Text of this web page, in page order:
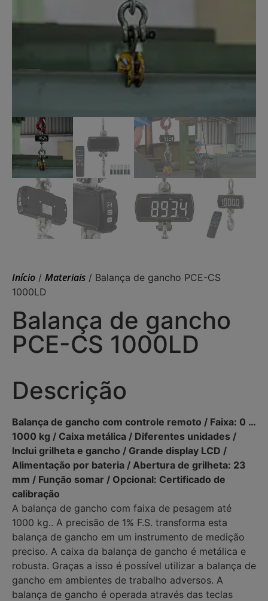
Início / Materiais / Balança de gancho PCE-CS
1000LD
Balança de gancho
PCE-CS 1000LD
Descrição
Balança de gancho com controle remoto / Faixa: 0 …
1000 kg / Caixa metálica / Diferentes unidades /
Inclui grilheta e gancho / Grande display LCD /
Alimentação por bateria / Abertura de grilheta: 23
mm / Função somar / Opcional: Certificado de
calibração
A balança de gancho com faixa de pesagem até
1000 kg.. A precisão de 1% F.S. transforma esta
balança de gancho em um instrumento de medição
preciso. A caixa da balança de gancho é metálica e
robusta. Graças a isso é possível utilizar a balança de
gancho em ambientes de trabalho adversos. A
balança de gancho é operada através das teclas